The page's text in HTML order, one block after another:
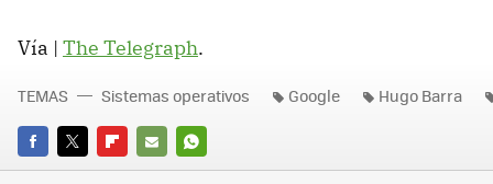
Vía | The Telegraph.
FACEBOOK
TWITTERFLIPBOARD
E-
WHATSAPP
TEMAS Sistemas operativos Google Hugo Barra